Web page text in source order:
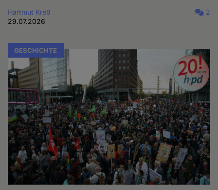
Hartmut Kreß
29.07.2026
2
GESCHICHTE